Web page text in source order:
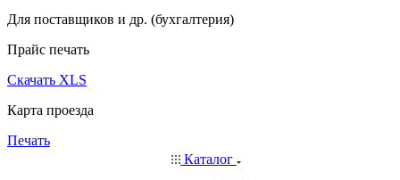
Для поставщиков и др. (бухгалтерия)
Прайс печать
Скачать XLS
Карта проезда
Печать
Каталог